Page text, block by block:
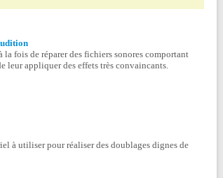
fois de réparer des fichiers sonores comportant
leur appliquer des effets très convaincants.
à utiliser pour réaliser des doublages dignes de